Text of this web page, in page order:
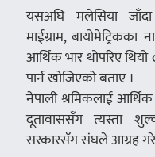
यसअघि मलेसिया
माईग्राम,
आर्थिक भार थोपरिए
पार्न खोजिएको बताए ।
नेपाली श्रमिकलाई
दूतावाससँग त्यस्ता
सरकारसँग संघले आग्रह